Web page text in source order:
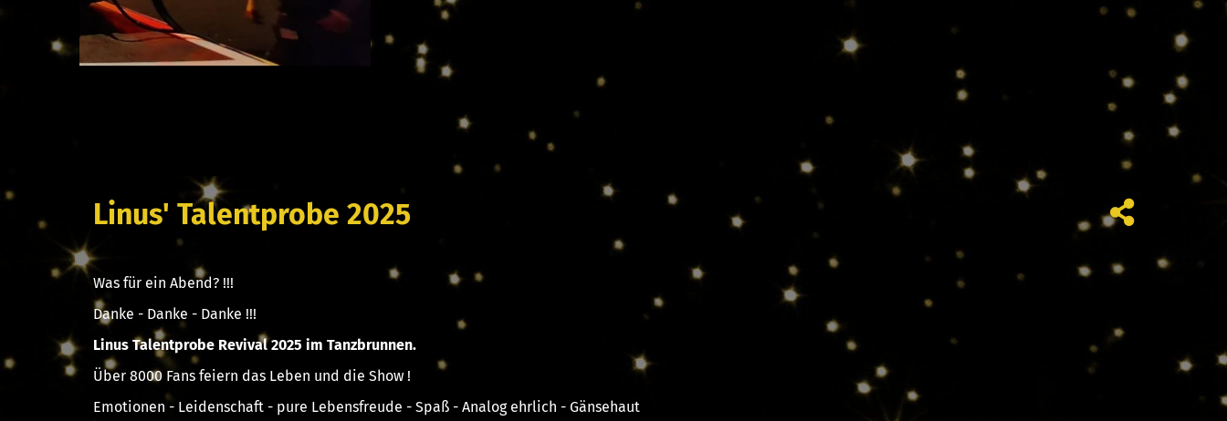
Linus' Talentprobe 2025
Was für ein Abend? !!!
Danke - Danke - Danke !!!
Linus Talentprobe Revival 2025 im Tanzbrunnen.
Über 8000 Fans feiern das Leben und die Show !
Emotionen - Leidenschaft - pure Lebensfreude - Spaß - Analog ehrlich - Gänsehaut